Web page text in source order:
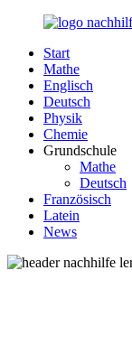
Zurück
Inhalt
Nachhilfe-
Lernengel.de
Unsere
Nachhilfe-
Eule
berät
zum
Damit
Lernen
Spaß
Start
Mathe
Englisch
Deutsch
Physik
Chemie
Grundschule
Mathe
Deutsch
Französisch
Latein
News